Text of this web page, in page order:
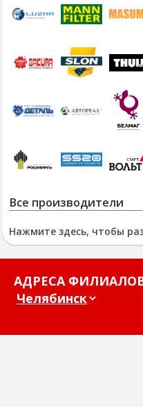
Все производители
Нажмите здесь, чтобы
АДРЕСА